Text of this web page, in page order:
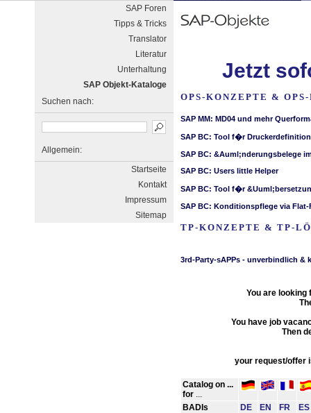
SAP Foren
Tipps & Tricks
Translator
Literatur
Unterhaltung
SAP Objekt-Kataloge
Suchen nach:
Allgemein:
Startseite
Kontakt
Impressum
Sitemap
Jetzt
OPS-KONZEPTE &
TP-KONZEPTE & TP-
You are looking
You have job
Then
your request/offer
Catalog on ...
for ...
BADIs
DE EN FR
ES